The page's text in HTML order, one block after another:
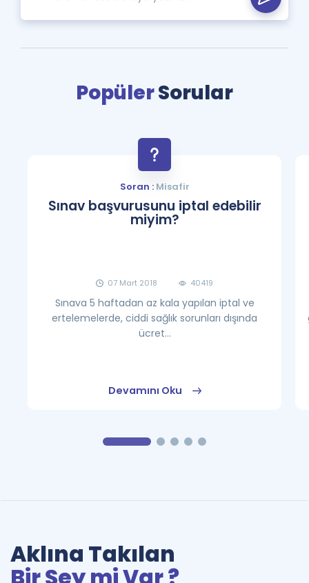
PopülerSorular
Soran :Misafir
Sınav başvurusunu iptal edebilir
miyim?
07 Mart 2018 40419
Sınava 5 haftadan az kala yapılan iptal ve
ertelemelerde, ciddi sağlık sorunları dışında
ücret...
Devamını Oku
Aklına Takılan